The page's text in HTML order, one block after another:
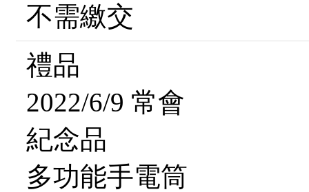
不需繳交
禮品
2022/6/9 常會
紀念品
多功能手電筒